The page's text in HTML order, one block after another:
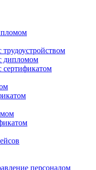
дипломом
сертификатом
персоналом